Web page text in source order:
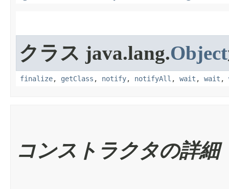
クラス java.lang.Object
finalize, getClass , notify, notifyAll , wait , wait ,
コンストラクタの詳細